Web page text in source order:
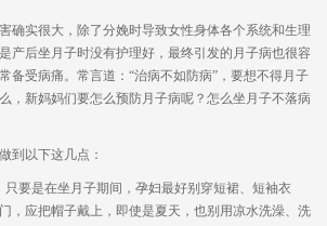
确实很大，除了分娩时导致女性身体各个系统和生理
产后坐月子时没有护理好，最终引发的月子病也很容
备受病痛。常言道：“治病不如防病”，要想不得月子
，新妈妈们要怎么预防月子病呢？怎么坐月子不落病
以下这几点：
要是在坐月子期间，孕妇最好别穿短裙、短袖衣
，应把帽子戴上，即使是夏天，也别用凉水洗澡、洗